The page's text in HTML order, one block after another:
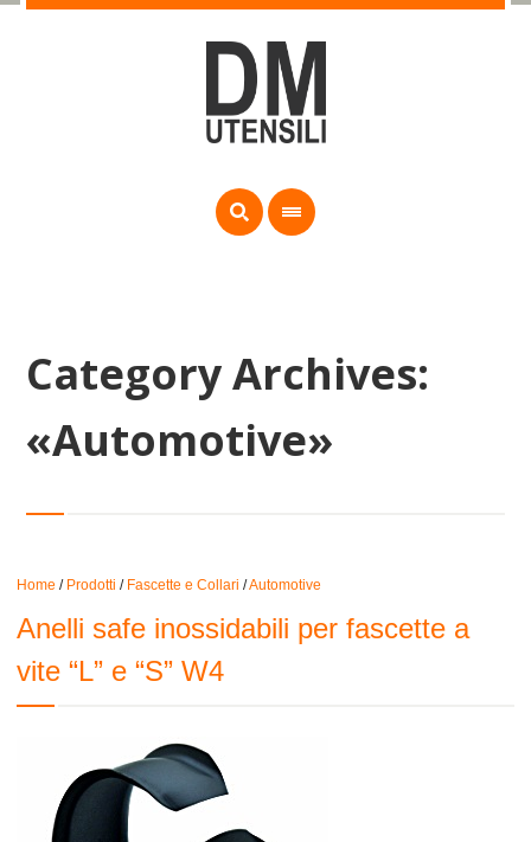
Category Archives:
«Automotive»
Home / Prodotti / Fascette e Collari /Automotive
Anelli safe inossidabili per fascette a
vite “L” e “S” W4